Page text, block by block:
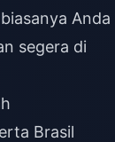
Anda
segera di
Brasil